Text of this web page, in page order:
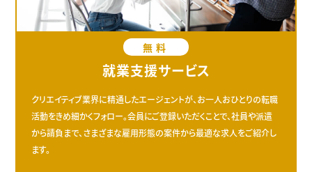
無料
就業支援サービス
クリエイティブ業界に精通したエージェントが、お一人おひとりの転職
活動をきめ細かくフォロー。会員にご登録いただくことで、社員や派遣
から請負まで、さまざまな雇用形態の案件から最適な求人をご紹介し
ます。